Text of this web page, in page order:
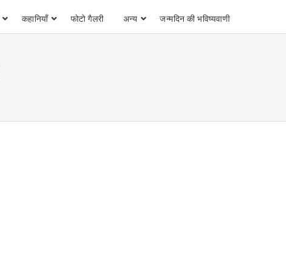
कहानियाँ फोटो गैलरी अन्य जन्मदिन की भविष्यवाणी